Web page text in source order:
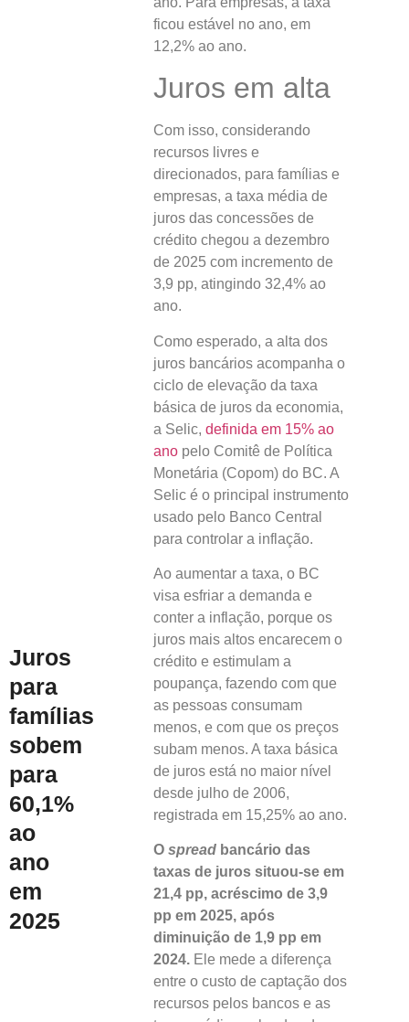
Juros
para
famílias
sobem
para
60,1%
ao
ano
em
2025
ficou estável no ano, em
12,2% ao ano.
Juros em alta
Com isso, considerando
recursos livres e
direcionados, para famílias e
empresas, a taxa média de
juros das concessões de
crédito chegou a dezembro
de 2025 com incremento de
3,9 pp, atingindo 32,4% ao
ano.
Como esperado, a alta dos
juros bancários acompanha o
ciclo de elevação da taxa
básica de juros da economia,
a Selic, definida em 15% ao
anopelo Comitê de Política
Monetária (Copom) do BC. A
Selic é o principal instrumento
usado pelo Banco Central
para controlar a inflação.
Ao aumentar a taxa, o BC
visa esfriar a demanda e
conter a inflação, porque os
juros mais altos encarecem o
crédito e estimulam a
poupança, fazendo com que
as pessoas consumam
menos, e com que os preços
subam menos. A taxa básica
de juros está no maior nível
desde julho de 2006,
registrada em 15,25% ao ano.
O spreadbancário das
taxas de juros situou-se em
21,4 pp, acréscimo de 3,9
pp em 2025, após
diminuição de 1,9 pp em
2024. Ele mede a diferença
entre o custo de captação dos
recursos pelos bancos e as